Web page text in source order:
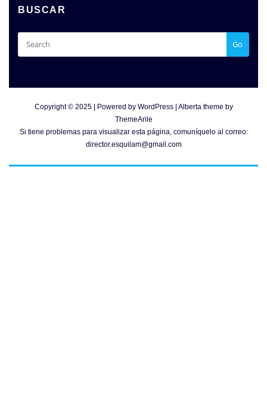
BUSCAR
Go
Copyright © 2025 | Powered by WordPress
Alberta theme by
ThemeArile
Si tiene problemas para visualizar esta página, comuníquelo al correo:
director.esquilam@gmail.com